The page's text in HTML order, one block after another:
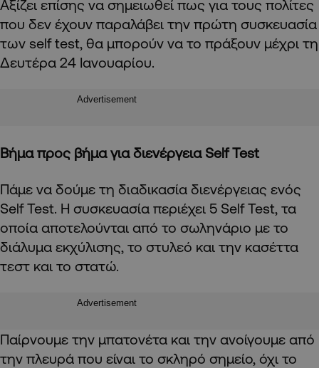
Αξίζει επίσης να σημειωθεί πως για τους πολίτες
που δεν έχουν παραλάβει την πρώτη συσκευασία
των self test, θα μπορούν να το πράξουν μέχρι τη
Δευτέρα 24 Ιανουαρίου.
Advertisement
Βήμα προς βήμα για διενέργεια Self Test
Πάμε να δούμε τη διαδικασία διενέργειας ενός
Self Test. H συσκευασία περιέχει 5 Self Test, τα
οποία αποτελούνται από το σωληνάριο με το
διάλυμα εκχύλισης, το στυλεό και την κασέττα
τεστ και το στατώ.
Advertisement
Παίρνουμε την μπατονέτα και την ανοίγουμε από
την πλευρά που είναι το σκληρό σημείο, όχι το